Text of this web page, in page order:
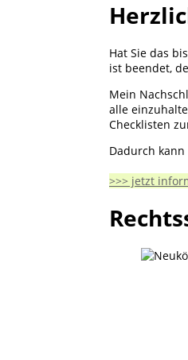
Hat Sie das
ist beendet,
Mein
alle
Checklisten
Dadurch
>>> jetzt